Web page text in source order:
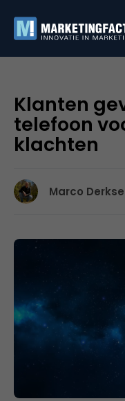
Klanten
telefoon
klachten
Marco